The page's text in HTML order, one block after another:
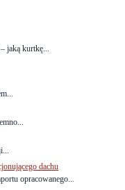
jaką kurtkę...
dachu
opracowanego...